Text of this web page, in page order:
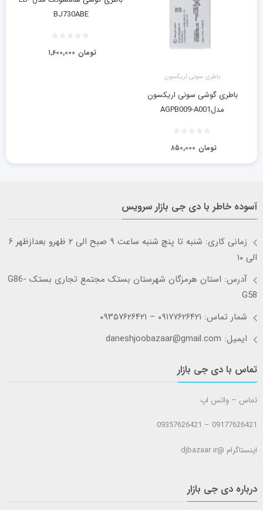
باطری سونی اریکسون
باطری گوشی سونی اریکسون
مدلAGPB009-A001
۸۵۰,۰۰۰ تومان
BJ730ABE
۱,۶۰۰,۰۰۰ تومان
آسوده خاطر با دی جی بازار سرویس
زمانی کاری: شنبه تا پنچ شنبه ساعت ۹ صبح الی ۲ ظهرو بعدازظهر ۶
الی ۱۰
آدرس: استان هرمزگان شهرستان بستک مجتمع تجاری بستک G86-
G58
شمار تماس: ۰۹۱۷۷۶۲۶۴۲۱ – ۰۹۳۵۷۶۲۶۴۲۱
ایمیل: daneshjoobazaar@gmail.com
تماس با دی جی بازار
تماس – واتس اپ
09177626421 – 09357626421
اینستاگرام @djbazaar.ir
درباره دی جی بازار